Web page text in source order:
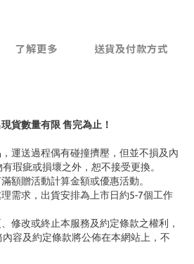
了解更多 送貨及付款方式
貨數量有限 售完為止！
運送過程偶有碰撞擠壓，但並不損及內
瑕疵或損壞之外，恕不接受更換。
額贈活動計算金額或優惠活動。
需求，出貨安排為上市日約5-7個工作
修改或終止本服務及約定條款之權利，
容及約定條款將公佈在本網站上，不